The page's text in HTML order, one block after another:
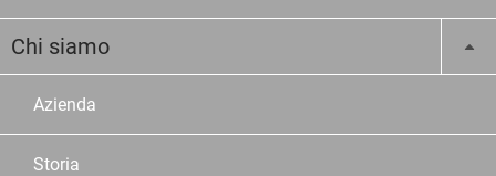
Chi siamo
Azienda
Storia